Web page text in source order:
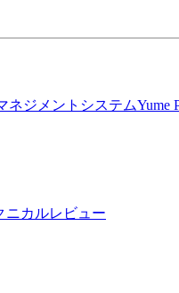
ネジメントシステムYume
ニカルレビュー